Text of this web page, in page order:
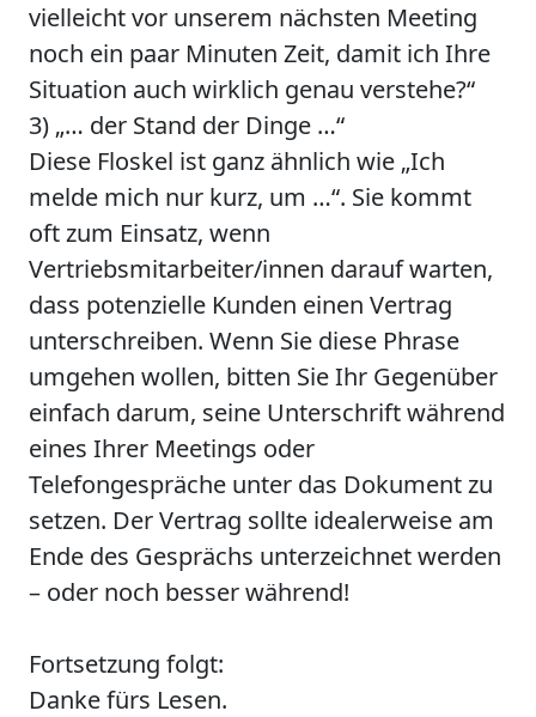
vielleicht vor unserem nächsten Meeting
noch ein paar Minuten Zeit, damit ich Ihre
Situation auch wirklich genau verstehe?“
3) „… der Stand der Dinge …“
Diese Floskel ist ganz ähnlich wie „Ich
melde mich nur kurz, um …“. Sie kommt
oft zum Einsatz, wenn
Vertriebsmitarbeiter/innen darauf warten,
dass potenzielle Kunden einen Vertrag
unterschreiben. Wenn Sie diese Phrase
umgehen wollen, bitten Sie Ihr Gegenüber
einfach darum, seine Unterschrift während
eines Ihrer Meetings oder
Telefongespräche unter das Dokument zu
setzen. Der Vertrag sollte idealerweise am
Ende des Gesprächs unterzeichnet werden
– oder noch besser während!
Fortsetzung folgt:
Danke fürs Lesen.